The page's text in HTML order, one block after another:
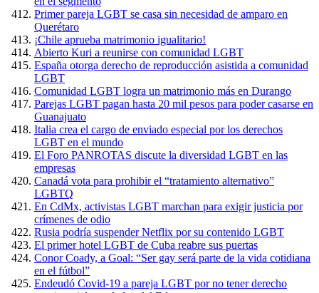
Primer pareja LGBT se casa sin necesidad de amparo en
Querétaro
¡Chile aprueba matrimonio igualitario!
Abierto Kuri a reunirse con comunidad LGBT
España otorga derecho de reproducción asistida a comunidad
LGBT
Comunidad LGBT logra un matrimonio más en Durango
Parejas LGBT pagan hasta 20 mil pesos para poder casarse en
Guanajuato
Italia crea el cargo de enviado especial por los derechos
LGBT en el mundo
El Foro PANROTAS discute la diversidad LGBT en las
empresas
Canadá vota para prohibir el “tratamiento alternativo”
LGBTQ
En CdMx, activistas LGBT marchan para exigir justicia por
crímenes de odio
Rusia podría suspender Netflix por su contenido LGBT
El primer hotel LGBT de Cuba reabre sus puertas
Conor Coady, a Goal: “Ser gay será parte de la vida cotidiana
en el fútbol”
Endeudó Covid-19 a pareja LGBT por no tener derecho